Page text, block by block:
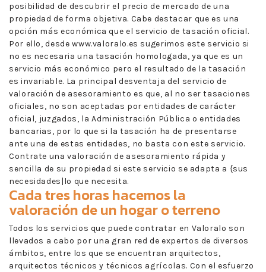
posibilidad de descubrir el precio de mercado de una
propiedad de forma objetiva. Cabe destacar que es una
opción más económica que el servicio de tasación oficial.
Por ello, desde www.valoralo.es sugerimos este servicio si
no es necesaria una tasación homologada, ya que es un
servicio más económico pero el resultado de la tasación
es invariable. La principal desventaja del servicio de
valoración de asesoramiento es que, al no ser tasaciones
oficiales, no son aceptadas por entidades de carácter
oficial, juzgados, la Administración Pública o entidades
bancarias, por lo que si la tasación ha de presentarse
ante una de estas entidades, no basta con este servicio.
Contrate una valoración de asesoramiento rápida y
sencilla de su propiedad si este servicio se adapta a {sus
necesidades|lo que necesita.
Cada tres horas hacemos la
valoración de un hogar o terreno
Todos los servicios que puede contratar en Valoralo son
llevados a cabo por una gran red de expertos de diversos
ámbitos, entre los que se encuentran arquitectos,
arquitectos técnicos y técnicos agrícolas. Con el esfuerzo